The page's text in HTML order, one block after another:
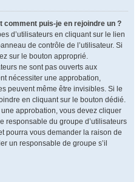
comment puis-je en rejoindre un ?
d’utilisateurs en cliquant sur le lien
de contrôle de l’utilisateur. Si
sur le bouton approprié.
ne sont pas ouverts aux
nécessiter une approbation,
peuvent même être invisibles. Si le
en cliquant sur le bouton dédié.
approbation, vous devez cliquer
responsable du groupe d’utilisateurs
pourra vous demander la raison de
un responsable de groupe s’il